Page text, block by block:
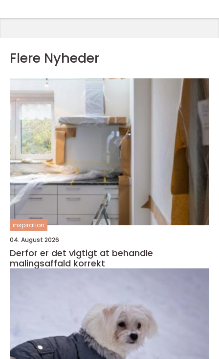
Flere Nyheder
inspiration
04. August 2026
Derfor er det vigtigt at behandle
malingsaffald korrekt